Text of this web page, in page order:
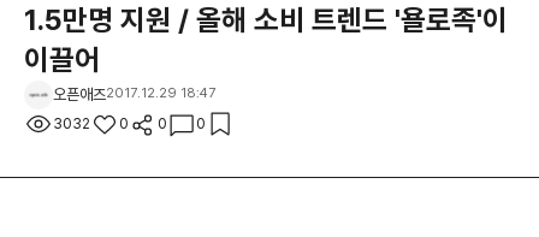
1.5만명 지원 / 올해 소비 트렌드 '욜로족'이
이끌어
오픈애즈2017.12.29 18:47
3032 0 0 0